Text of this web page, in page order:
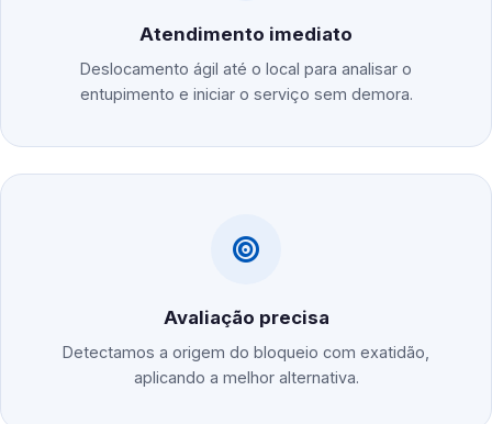
Atendimento imediato
Deslocamento ágil até o local para analisar o
entupimento e iniciar o serviço sem demora.
Avaliação precisa
Detectamos a origem do bloqueio com exatidão,
aplicando a melhor alternativa.